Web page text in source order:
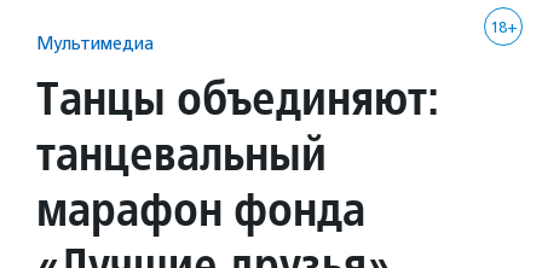
18+
Мультимедиа
Танцы объединяют:
танцевальный
марафон фонда